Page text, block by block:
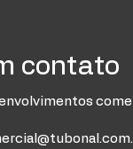
contato